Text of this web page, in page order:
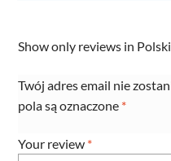
Show only reviews in
Twój adres email nie
pola są oznaczone *
Your review *